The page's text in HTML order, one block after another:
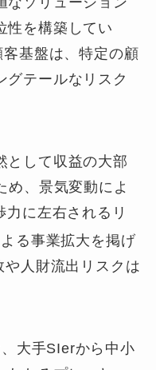
性を構築してい
基盤は、特定の顧
グテールなリスク
として収益の大部
め、景気変動によ
力に左右されるリ
る事業拡大を掲げ
人財流出リスクは
大手SIerから中小